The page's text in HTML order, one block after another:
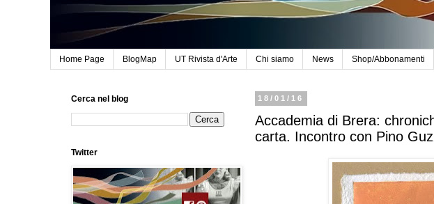
Home Page BlogMap UT Rivista d'Arte Chi siamo News Shop/Abbonamenti
18/01/16
Accademia di Brera:
carta. Incontro con Pino
Cerca nel blog
Twitter